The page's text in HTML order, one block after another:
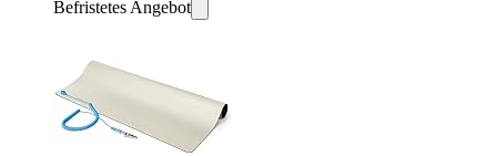
Befristetes Angebot